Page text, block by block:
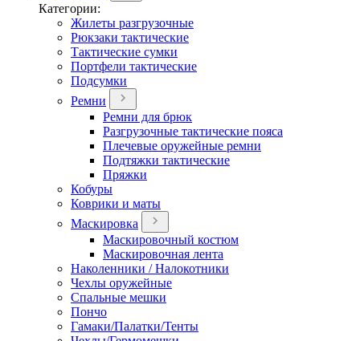
Категории:
Жилеты разгрузочные
Рюкзаки тактические
Тактические сумки
Портфели тактические
Подсумки
Ремни
Ремни для брюк
Разгрузочные тактические пояса
Плечевые оружейные ремни
Подтяжки тактические
Пряжки
Кобуры
Коврики и маты
Маскировка
Маскировочный костюм
Маскировочная лента
Наколенники / Налокотники
Чехлы оружейные
Спальные мешки
Пончо
Гамаки/Палатки/Тенты